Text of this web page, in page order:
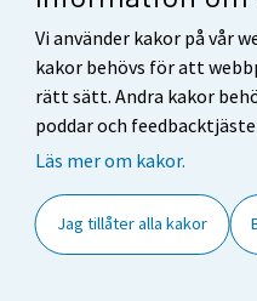
Vi använder kakor på vår
kakor behövs för att
rätt sätt. Andra kakor
poddar och
Läs mer om kakor.
Jag tillåter alla kakor
Användarvillkor
Dataskydd
Tillgänglighet
Cookie-inställningar